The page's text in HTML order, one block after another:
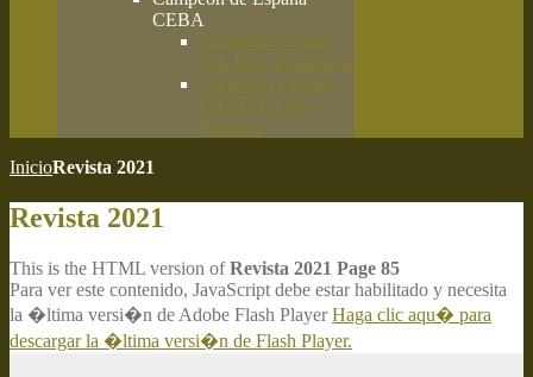
CEBA
Campeón España
C.E.B.A. Primavera
Campeón España
C.E.B.A. Caza
Práctica
InicioRevista 2021
Revista 2021
This is the HTML version ofRevista 2021 Page 85
Para ver este contenido, JavaScript debe estar habilitado y necesita
la �ltima versi�n de Adobe Flash PlayerHaga clic aqu� para
descargar la �ltima versi�n de Flash Player.